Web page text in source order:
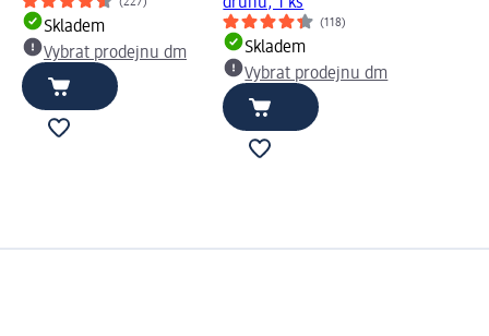
(227)
Skladem
Vybrat prodejnu dm
(118)
Skladem
Vybrat prodejnu dm